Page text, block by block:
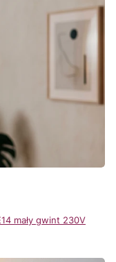
mały gwint 230V